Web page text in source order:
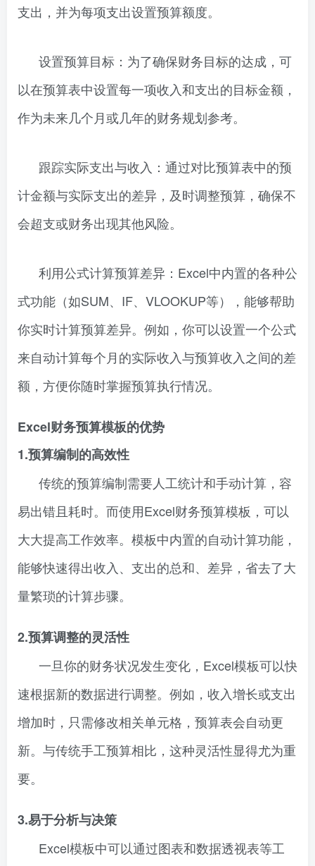
支出，并为每项支出设置预算额度。
设置预算目标：为了确保财务目标的达成，可
以在预算表中设置每一项收入和支出的目标金额，
作为未来几个月或几年的财务规划参考。
跟踪实际支出与收入：通过对比预算表中的预
计金额与实际支出的差异，及时调整预算，确保不
会超支或财务出现其他风险。
利用公式计算预算差异：Excel中内置的各种公
式功能（如SUM、IF、VLOOKUP等），能够帮助
你实时计算预算差异。例如，你可以设置一个公式
来自动计算每个月的实际收入与预算收入之间的差
额，方便你随时掌握预算执行情况。
Excel财务预算模板的优势
1.预算编制的高效性
传统的预算编制需要人工统计和手动计算，容
易出错且耗时。而使用Excel财务预算模板，可以
大大提高工作效率。模板中内置的自动计算功能，
能够快速得出收入、支出的总和、差异，省去了大
量繁琐的计算步骤。
2.预算调整的灵活性
一旦你的财务状况发生变化，Excel模板可以快
速根据新的数据进行调整。例如，收入增长或支出
增加时，只需修改相关单元格，预算表会自动更
新。与传统手工预算相比，这种灵活性显得尤为重
要。
3.易于分析与决策
Excel模板中可以通过图表和数据透视表等工